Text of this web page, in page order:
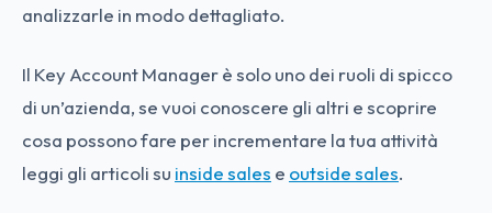
analizzarle in modo dettagliato.
Il Key Account Manager è solo uno dei ruoli di spicco
di un’azienda, se vuoi conoscere gli altri e scoprire
cosa possono fare per incrementare la tua attività
leggi gli articoli su inside sales e outside sales.